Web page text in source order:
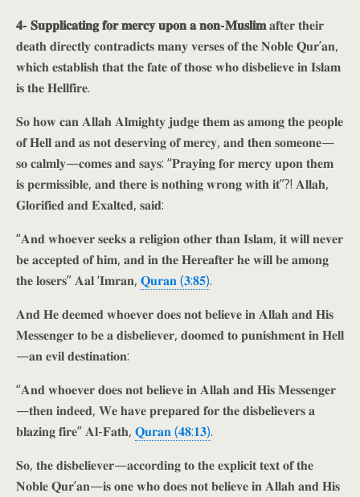
𝟒- 𝐒𝐮𝐩𝐩𝐥𝐢𝐜𝐚𝐭𝐢𝐧𝐠 𝐟𝐨𝐫 𝐦𝐞𝐫𝐜𝐲 𝐮𝐩𝐨𝐧 𝐚 𝐧𝐨𝐧-𝐌𝐮𝐬𝐥𝐢𝐦𝐚𝐟𝐭𝐞𝐫 𝐭𝐡𝐞𝐢𝐫
𝐝𝐞𝐚𝐭𝐡 𝐝𝐢𝐫𝐞𝐜𝐭𝐥𝐲 𝐜𝐨𝐧𝐭𝐫𝐚𝐝𝐢𝐜𝐭𝐬 𝐦𝐚𝐧𝐲 𝐯𝐞𝐫𝐬𝐞𝐬 𝐨𝐟 𝐭𝐡𝐞 𝐍𝐨𝐛𝐥𝐞 𝐐𝐮𝐫’𝐚𝐧,
𝐰𝐡𝐢𝐜𝐡 𝐞𝐬𝐭𝐚𝐛𝐥𝐢𝐬𝐡 𝐭𝐡𝐚𝐭 𝐭𝐡𝐞 𝐟𝐚𝐭𝐞 𝐨𝐟 𝐭𝐡𝐨𝐬𝐞 𝐰𝐡𝐨 𝐝𝐢𝐬𝐛𝐞𝐥𝐢𝐞𝐯𝐞 𝐢𝐧 𝐈𝐬𝐥𝐚𝐦
𝐢𝐬 𝐭𝐡𝐞 𝐇𝐞𝐥𝐥𝐟𝐢𝐫𝐞.
𝐒𝐨 𝐡𝐨𝐰 𝐜𝐚𝐧 𝐀𝐥𝐥𝐚𝐡 𝐀𝐥𝐦𝐢𝐠𝐡𝐭𝐲 𝐣𝐮𝐝𝐠𝐞 𝐭𝐡𝐞𝐦 𝐚𝐬 𝐚𝐦𝐨𝐧𝐠 𝐭𝐡𝐞 𝐩𝐞𝐨𝐩𝐥𝐞
𝐨𝐟 𝐇𝐞𝐥𝐥 𝐚𝐧𝐝 𝐚𝐬 𝐧𝐨𝐭 𝐝𝐞𝐬𝐞𝐫𝐯𝐢𝐧𝐠 𝐨𝐟 𝐦𝐞𝐫𝐜𝐲, 𝐚𝐧𝐝 𝐭𝐡𝐞𝐧 𝐬𝐨𝐦𝐞𝐨𝐧𝐞—
𝐬𝐨 𝐜𝐚𝐥𝐦𝐥𝐲—𝐜𝐨𝐦𝐞𝐬 𝐚𝐧𝐝 𝐬𝐚𝐲𝐬: “𝐏𝐫𝐚𝐲𝐢𝐧𝐠 𝐟𝐨𝐫 𝐦𝐞𝐫𝐜𝐲 𝐮𝐩𝐨𝐧 𝐭𝐡𝐞𝐦
𝐢𝐬 𝐩𝐞𝐫𝐦𝐢𝐬𝐬𝐢𝐛𝐥𝐞, 𝐚𝐧𝐝 𝐭𝐡𝐞𝐫𝐞 𝐢𝐬 𝐧𝐨𝐭𝐡𝐢𝐧𝐠 𝐰𝐫𝐨𝐧𝐠 𝐰𝐢𝐭𝐡 𝐢𝐭”?! 𝐀𝐥𝐥𝐚𝐡,
𝐆𝐥𝐨𝐫𝐢𝐟𝐢𝐞𝐝 𝐚𝐧𝐝 𝐄𝐱𝐚𝐥𝐭𝐞𝐝, 𝐬𝐚𝐢𝐝:
“𝐀𝐧𝐝 𝐰𝐡𝐨𝐞𝐯𝐞𝐫 𝐬𝐞𝐞𝐤𝐬 𝐚 𝐫𝐞𝐥𝐢𝐠𝐢𝐨𝐧 𝐨𝐭𝐡𝐞𝐫 𝐭𝐡𝐚𝐧 𝐈𝐬𝐥𝐚𝐦, 𝐢𝐭 𝐰𝐢𝐥𝐥 𝐧𝐞𝐯𝐞𝐫
𝐛𝐞 𝐚𝐜𝐜𝐞𝐩𝐭𝐞𝐝 𝐨𝐟 𝐡𝐢𝐦, 𝐚𝐧𝐝 𝐢𝐧 𝐭𝐡𝐞 𝐇𝐞𝐫𝐞𝐚𝐟𝐭𝐞𝐫 𝐡𝐞 𝐰𝐢𝐥𝐥 𝐛𝐞 𝐚𝐦𝐨𝐧𝐠
𝐭𝐡𝐞 𝐥𝐨𝐬𝐞𝐫𝐬” 𝐀𝐚𝐥 ‘𝐈𝐦𝐫𝐚𝐧, 𝐐𝐮𝐫𝐚𝐧 (𝟑:𝟖𝟓).
𝐀𝐧𝐝 𝐇𝐞 𝐝𝐞𝐞𝐦𝐞𝐝 𝐰𝐡𝐨𝐞𝐯𝐞𝐫 𝐝𝐨𝐞𝐬 𝐧𝐨𝐭 𝐛𝐞𝐥𝐢𝐞𝐯𝐞 𝐢𝐧 𝐀𝐥𝐥𝐚𝐡 𝐚𝐧𝐝 𝐇𝐢𝐬
𝐌𝐞𝐬𝐬𝐞𝐧𝐠𝐞𝐫 𝐭𝐨 𝐛𝐞 𝐚 𝐝𝐢𝐬𝐛𝐞𝐥𝐢𝐞𝐯𝐞𝐫, 𝐝𝐨𝐨𝐦𝐞𝐝 𝐭𝐨 𝐩𝐮𝐧𝐢𝐬𝐡𝐦𝐞𝐧𝐭 𝐢𝐧 𝐇𝐞𝐥𝐥
—𝐚𝐧 𝐞𝐯𝐢𝐥 𝐝𝐞𝐬𝐭𝐢𝐧𝐚𝐭𝐢𝐨𝐧:
“𝐀𝐧𝐝 𝐰𝐡𝐨𝐞𝐯𝐞𝐫 𝐝𝐨𝐞𝐬 𝐧𝐨𝐭 𝐛𝐞𝐥𝐢𝐞𝐯𝐞 𝐢𝐧 𝐀𝐥𝐥𝐚𝐡 𝐚𝐧𝐝 𝐇𝐢𝐬 𝐌𝐞𝐬𝐬𝐞𝐧𝐠𝐞𝐫
—𝐭𝐡𝐞𝐧 𝐢𝐧𝐝𝐞𝐞𝐝, 𝐖𝐞 𝐡𝐚𝐯𝐞 𝐩𝐫𝐞𝐩𝐚𝐫𝐞𝐝 𝐟𝐨𝐫 𝐭𝐡𝐞 𝐝𝐢𝐬𝐛𝐞𝐥𝐢𝐞𝐯𝐞𝐫𝐬 𝐚
𝐛𝐥𝐚𝐳𝐢𝐧𝐠 𝐟𝐢𝐫𝐞” 𝐀𝐥-𝐅𝐚𝐭𝐡, 𝐐𝐮𝐫𝐚𝐧 (𝟒𝟖:𝟏𝟑).
𝐒𝐨, 𝐭𝐡𝐞 𝐝𝐢𝐬𝐛𝐞𝐥𝐢𝐞𝐯𝐞𝐫—𝐚𝐜𝐜𝐨𝐫𝐝𝐢𝐧𝐠 𝐭𝐨 𝐭𝐡𝐞 𝐞𝐱𝐩𝐥𝐢𝐜𝐢𝐭 𝐭𝐞𝐱𝐭 𝐨𝐟 𝐭𝐡𝐞
𝐍𝐨𝐛𝐥𝐞 𝐐𝐮𝐫’𝐚𝐧—𝐢𝐬 𝐨𝐧𝐞 𝐰𝐡𝐨 𝐝𝐨𝐞𝐬 𝐧𝐨𝐭 𝐛𝐞𝐥𝐢𝐞𝐯𝐞 𝐢𝐧 𝐀𝐥𝐥𝐚𝐡 𝐚𝐧𝐝 𝐇𝐢𝐬